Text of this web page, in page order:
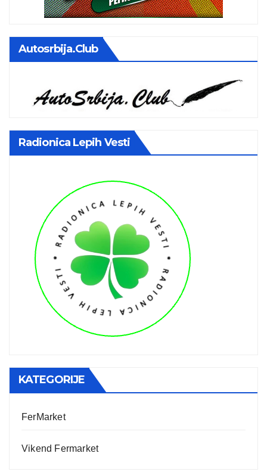
Autosrbija.club
Radionica Lepih Vesti
KATEGORIJE
FerMarket
Vikend Fermarket